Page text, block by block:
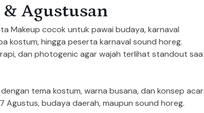
& Agustusan
Makeup cocok untuk pawai budaya, karnaval
kostum, hingga peserta karnaval sound horeg.
dan photogenic agar wajah terlihat standout
tema kostum, warna busana, dan konsep
Agustus, budaya daerah, maupun sound horeg.